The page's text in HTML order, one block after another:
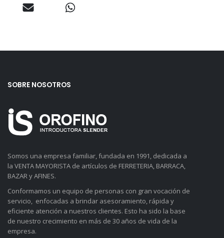
SOBRE NOSOTROS
Somos una empresa familiar, fundada en 1991, dedicada a
la VENTA MAYORISTA de artículos de FERRETERIA, BARRACA,
BAZAR y AFINES.
Conformamos un equipo de personas con gran vocación de
servicio, enfocadas a brindar asesoramiento, rápida y
eficiente atención a nuestros clientes. Esto ha sido la base
de nuestro crecimiento en más de 30 años de vida de la
empresa.